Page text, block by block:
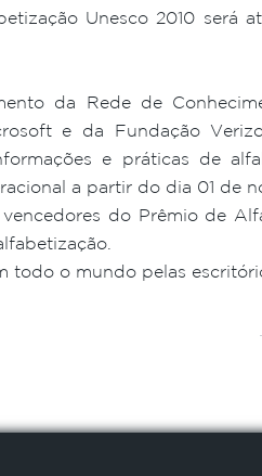
Unesco 2010 será
da Rede de
e da Fundação
e práticas de
a partir do dia 01 de
do Prêmio de
todo o mundo pelas